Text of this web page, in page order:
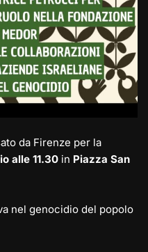
da Firenze per la
alle 11.30 in Piazza San
nel genocidio del popolo